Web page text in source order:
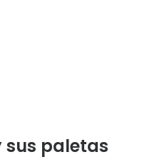
sus paletas